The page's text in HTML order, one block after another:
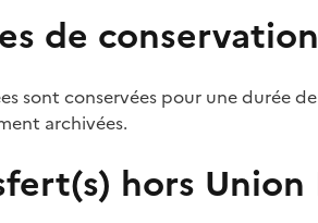
de conservation
sont conservées pour une durée
archivées.
hors Union